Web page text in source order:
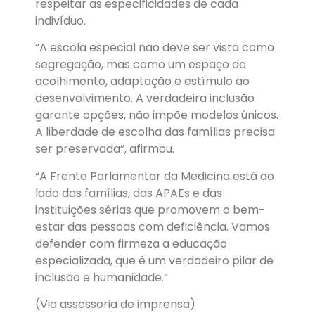
respeitar as especificidades de cada
indivíduo.
“A escola especial não deve ser vista como
segregação, mas como um espaço de
acolhimento, adaptação e estímulo ao
desenvolvimento. A verdadeira inclusão
garante opções, não impõe modelos únicos.
A liberdade de escolha das famílias precisa
ser preservada”, afirmou.
“A Frente Parlamentar da Medicina está ao
lado das famílias, das APAEs e das
instituições sérias que promovem o bem-
estar das pessoas com deficiência. Vamos
defender com firmeza a educação
especializada, que é um verdadeiro pilar de
inclusão e humanidade.”
(Via assessoria de imprensa)